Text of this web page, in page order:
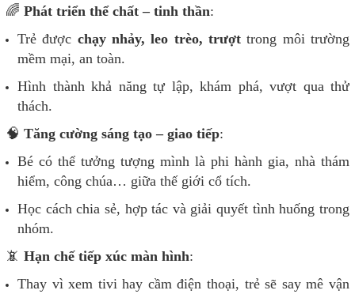
🌈 Phát triển thể chất – tinh thần:
Trẻ được chạy nhảy, leo trèo, trượt trong môi trường
mềm mại, an toàn.
Hình thành khả năng tự lập, khám phá, vượt qua thử
thách.
🧠 Tăng cường sáng tạo – giao tiếp:
Bé có thể tưởng tượng mình là phi hành gia, nhà thám
hiểm, công chúa… giữa thế giới cổ tích.
Học cách chia sẻ, hợp tác và giải quyết tình huống trong
nhóm.
📵 Hạn chế tiếp xúc màn hình:
Thay vì xem tivi hay cầm điện thoại, trẻ sẽ say mê vận